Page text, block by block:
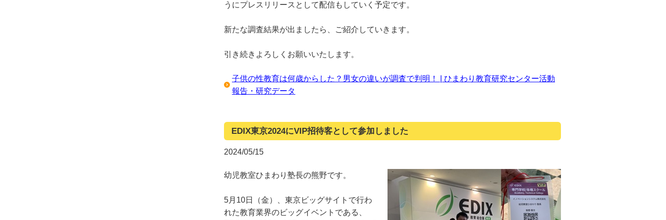
うにプレスリリースとして配信もしていく予定です。
新たな調査結果が出ましたら、ご紹介していきます。
引き続きよろしくお願いいたします。
子供の性教育は何歳からした？男女の違いが調査で判明！ | ひまわり教育研究センター活動
報告・研究データ
EDIX東京2024にVIP招待客として参加しました
2024/05/15
幼児教室ひまわり塾長の熊野です。
5月10日（金）、東京ビッグサイトで行わ
れた教育業界のビッグイベントである、